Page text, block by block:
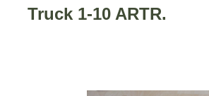
Truck 1-10 ARTR.